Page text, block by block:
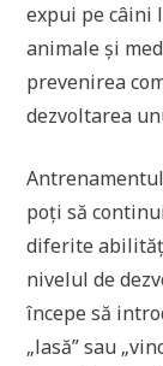
expui pe câini
animale și
prevenirea
dezvoltarea
poți să
diferite
nivelul de
începe să
„lasă” sau